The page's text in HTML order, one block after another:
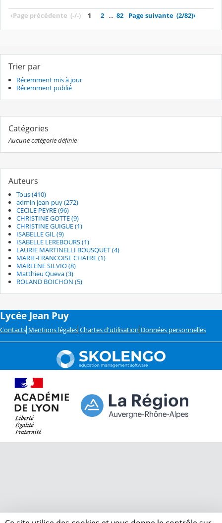
‹Page précédente (-/-) 1 2 … 82 Page suivante (2/82)›
Trier par
Récemment mis à jour
Récemment publié
Catégories
Aucune catégorie définie
Auteurs
Tous (410)
admin jean-puy (272)
CECILE PEYRE (96)
CHRISTINE GOTTE (9)
CHRISTINE GUIGUE (1)
ISABELLE GIL (9)
ISABELLE LEREBOURS (1)
LAURIE MARTINELLI BOUSQUET (4)
MARIE-FRANCOISE CHATRE (1)
MARLENE SILVIO (8)
Matthieu Queva (3)
ROLAND BOICHON (5)
Lycée Jean Puy
Contacts Mentions légales Chartes d'utilisation Données personnelles